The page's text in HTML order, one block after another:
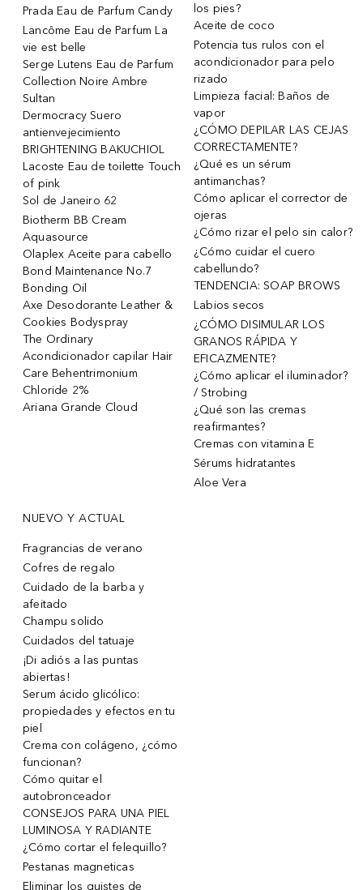
Prada Eau de Parfum Candy
Lancôme Eau de Parfum La
vie est belle
Serge Lutens Eau de Parfum
Collection Noire Ambre
Sultan
Dermocracy Suero
antienvejecimiento
BRIGHTENING BAKUCHIOL
Lacoste Eau de toilette Touch
of pink
Sol de Janeiro 62
Biotherm BB Cream
Aquasource
Olaplex Aceite para cabello
Bond Maintenance No.7
Bonding Oil
Axe Desodorante Leather &
Cookies Bodyspray
The Ordinary
Acondicionador capilar Hair
Care Behentrimonium
Chloride 2%
Ariana Grande Cloud
los pies?
Aceite de coco
Potencia tus rulos con el
acondicionador para pelo
rizado
Limpieza facial: Baños de
vapor
¿CÓMO DEPILAR LAS CEJAS
CORRECTAMENTE?
¿Qué es un sérum
antimanchas?
Cómo aplicar el corrector de
ojeras
¿Cómo rizar el pelo sin calor?
¿Cómo cuidar el cuero
cabellundo?
TENDENCIA: SOAP BROWS
Labios secos
¿CÓMO DISIMULAR LOS
GRANOS RÁPIDA Y
EFICAZMENTE?
¿Cómo aplicar el iluminador?
/ Strobing
¿Qué son las cremas
reafirmantes?
Cremas con vitamina E
Sérums hidratantes
Aloe Vera
NUEVO Y ACTUAL
Fragrancias de verano
Cofres de regalo
Cuidado de la barba y
afeitado
Champu solido
Cuidados del tatuaje
¡Di adiós a las puntas
abiertas!
Serum ácido glicólico:
propiedades y efectos en tu
piel
Crema con colágeno, ¿cómo
funcionan?
Cómo quitar el
autobronceador
CONSEJOS PARA UNA PIEL
LUMINOSA Y RADIANTE
¿Cómo cortar el felequillo?
Pestanas magneticas
Eliminar los quistes de